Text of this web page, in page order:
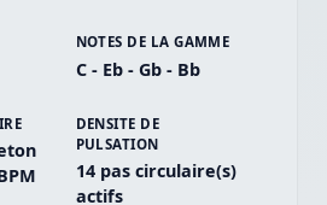
NOTES DE LA GAMME
C - Eb - Gb - Bb
DENSITE DE
PULSATION
14 pas circulaire(s)
actifs